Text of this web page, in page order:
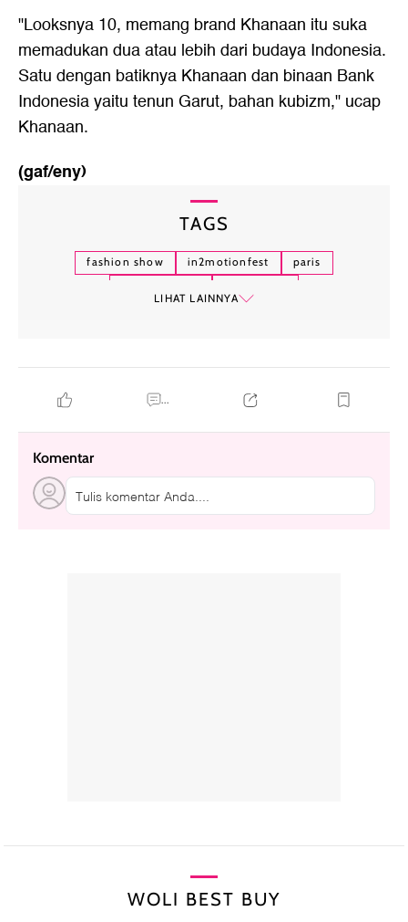
"Looksnya 10, memang brand Khanaan itu suka
memadukan dua atau lebih dari budaya Indonesia.
Satu dengan batiknya Khanaan dan binaan Bank
Indonesia yaitu tenun Garut, bahan kubizm," ucap
Khanaan.
(gaf/eny)
TAGS
fashion show in2motionfest
paris
LIHAT LAINNYA
...
Komentar
Tulis komentar Anda....
WOLI BEST BUY